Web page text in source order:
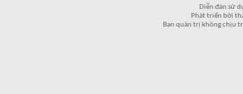
Diễn đàn sử
Phát triển bởi
Ban quản trị không chịu